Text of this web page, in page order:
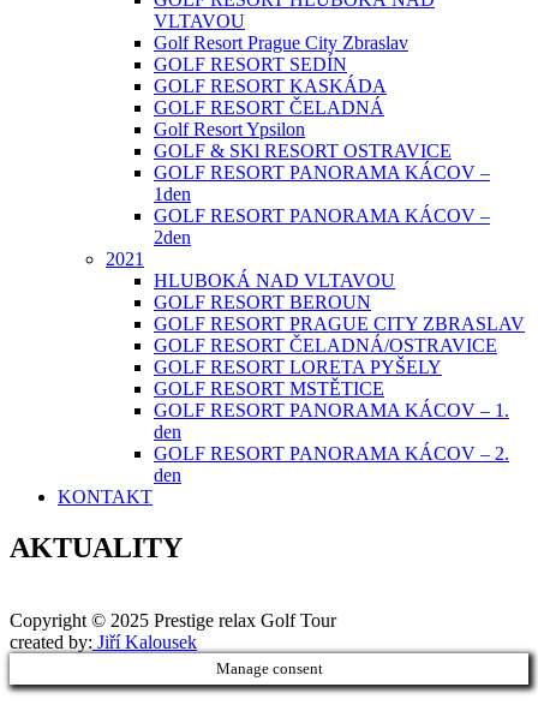
VLTAVOU
Golf Resort Prague City Zbraslav
GOLF RESORT SEDÍN
GOLF RESORT KASKÁDA
GOLF RESORT ČELADNÁ
Golf Resort Ypsilon
GOLF & SKl RESORT OSTRAVICE
GOLF RESORT PANORAMA KÁCOV –
1den
GOLF RESORT PANORAMA KÁCOV –
2den
2021
HLUBOKÁ NAD VLTAVOU
GOLF RESORT BEROUN
GOLF RESORT PRAGUE CITY ZBRASLAV
GOLF RESORT ČELADNÁ/OSTRAVICE
GOLF RESORT LORETA PYŠELY
GOLF RESORT MSTĚTICE
GOLF RESORT PANORAMA KÁCOV – 1.
den
GOLF RESORT PANORAMA KÁCOV – 2.
den
KONTAKT
AKTUALITY
Copyright © 2025 Prestige relax Golf Tour
Druhé
ménu
created by: Jiří Kalousek
Manage consent